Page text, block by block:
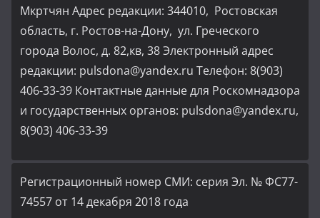
Мкртчян Адрес редакции: 344010, Ростовская
область, г. Ростов-на-Дону, ул. Греческого
города Волос, д. 82,кв, 38 Электронный адрес
редакции: pulsdona@yandex.ru Телефон: 8(903)
406-33-39 Контактные данные для Роскомнадзора
и государственных органов: pulsdona@yandex.ru,
8(903) 406-33-39
Регистрационный номер СМИ: серия Эл. № ФС77-
74557 от 14 декабря 2018 года